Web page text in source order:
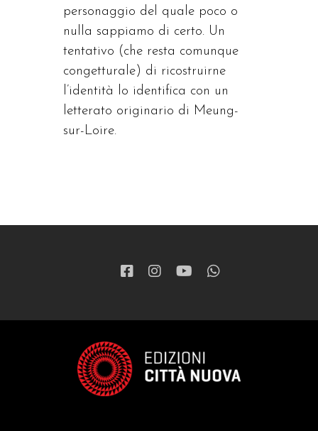
personaggio del quale poco o
nulla sappiamo di certo. Un
tentativo (che resta comunque
congetturale) di ricostruirne
l’identità lo identifica con un
letterato originario di Meung-
sur-Loire.